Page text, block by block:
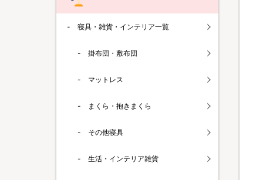
寝具・雑貨・インテリア一覧
掛布団・敷布団
マットレス
まくら・抱きまくら
その他寝具
生活・インテリア雑貨